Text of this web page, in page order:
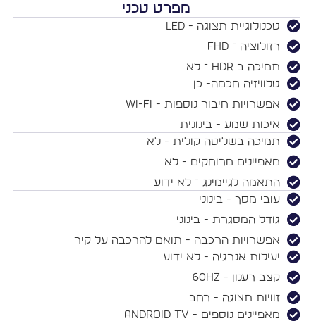
מפרט טכני
טכנולוגיית תצוגה - LED
רזולוציה ־ FHD
תמיכה ב HDR ־ לא
טלוויזיה חכמה- כן
אפשרויות חיבור נוספות - Wi-Fi
איכות שמע - בינונית
תמיכה בשליטה קולית - לא
מאפיינים מרוחקים - לא
התאמה לגיימינג ־ לא ידוע
עובי מסך - בינוני
גודל המסגרת - בינוני
אפשרויות הרכבה - תואם להרכבה על קיר
יעילות אנרגיה - לא ידוע
קצב רענון - 60Hz
זוויות תצוגה - רחב
מאפיינים נוספים - Android TV